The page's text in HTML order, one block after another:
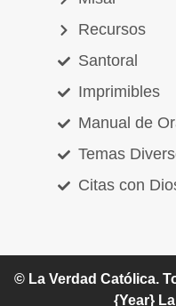
Recursos
Santoral
Imprimibles
Manual de
Temas
Citas con
© La Verdad Católica.
{Year}